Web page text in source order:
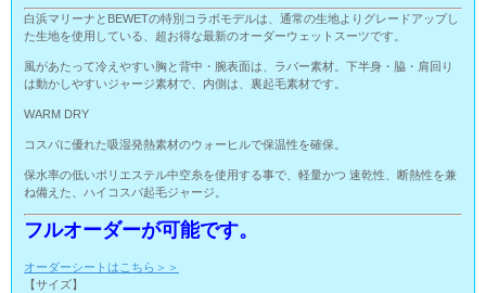
白浜マリーナとBEWETの特別コラボモデルは、通常の生地よりグレードアップし
た生地を使用している、超お得な最新のオーダーウェットスーツです。
風があたって冷えやすい胸と背中・腕表面は、ラバー素材。下半身・脇・肩回り
は動かしやすいジャージ素材で、内側は、裏起毛素材です。
WARM DRY
コスパに優れた吸湿発熱素材のウォーヒルで保温性を確保。
保水率の低いポリエステル中空糸を使用する事で、軽量かつ 速乾性、断熱性を兼
ね備えた、ハイコスパ起毛ジャージ。
フルオーダーが可能です。
オーダーシートはこちら＞＞
【サイズ】